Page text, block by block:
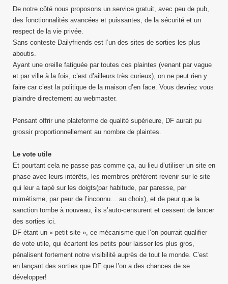
De notre côté nous proposons un service gratuit, avec peu de pub,
des fonctionnalités avancées et puissantes, de la sécurité et un
respect de la vie privée.
Sans conteste Dailyfriends est l’un des sites de sorties les plus
aboutis.
Ayant une oreille fatiguée par toutes ces plaintes (venant par vague
et par ville à la fois, c’est d’ailleurs très curieux), on ne peut rien y
faire car c’est la politique de la maison d’en face. Vous devriez vous
plaindre directement au webmaster.
Pensant offrir une plateforme de qualité supérieure, DF aurait pu
grossir proportionnellement au nombre de plaintes.
Le vote utile
Et pourtant cela ne passe pas comme ça, au lieu d’utiliser un site en
phase avec leurs intérêts, les membres préfèrent revenir sur le site
qui leur a tapé sur les doigts(par habitude, par paresse, par
mimétisme, par peur de l’inconnu… au choix), et de peur que la
sanction tombe à nouveau, ils s’auto-censurent et cessent de lancer
des sorties ici.
DF étant un « petit site », ce mécanisme que l’on pourrait qualifier
de vote utile, qui écartent les petits pour laisser les plus gros,
pénalisent fortement notre visibilité auprès de tout le monde. C’est
en lançant des sorties que DF que l’on a des chances de se
développer!